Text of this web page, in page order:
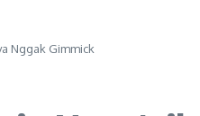
Nggak Gimmick